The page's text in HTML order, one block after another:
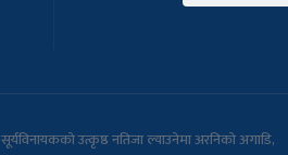
सूर्यविनायकको उत्कृष्ठ नतिजा ल्याउनेमा अरनिको अगाडि,